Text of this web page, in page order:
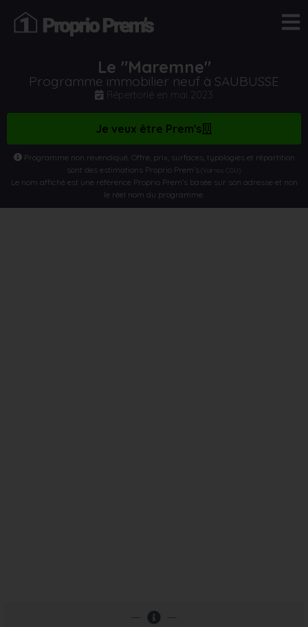
Le "Maremne"
Programme immobilier neuf à SAUBUSSE
Répertorié en mai 2023
Je veux être Prem's
Programme non revendiqué. Offre, prix, surfaces, typologies et répartition
sont des estimations Proprio Prem’s(Voir nos CGU)
Le nom affiché est une référence Proprio Prem’s basée sur son adresse et non
le réel nom du programme.